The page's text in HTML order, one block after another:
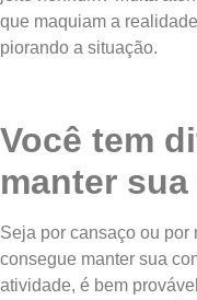
que maquiam a
piorando a situação.
Você tem
manter
Seja por cansaço ou por
consegue manter sua
atividade, é bem